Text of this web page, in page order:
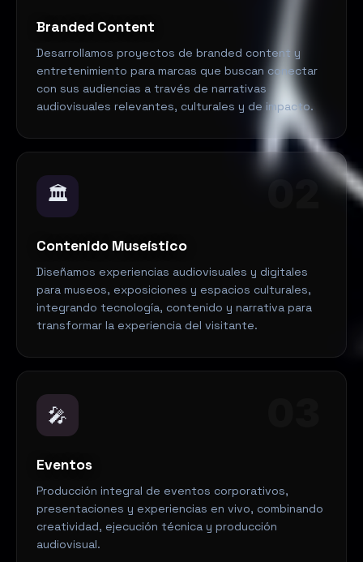
Branded Content
Desarrollamos proyectos de branded content y
entretenimiento para marcas que buscan conectar
con sus audiencias a través de narrativas
audiovisuales relevantes, culturales y de impacto.
02
🏛️
Contenido Museístico
Diseñamos experiencias audiovisuales y digitales
para museos, exposiciones y espacios culturales,
integrando tecnología, contenido y narrativa para
transformar la experiencia del visitante.
🎤
Eventos
Producción integral de eventos corporativos,
presentaciones y experiencias en vivo, combinando
creatividad, ejecución técnica y producción
audiovisual.